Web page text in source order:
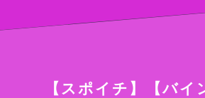
【スポイチ】【バ